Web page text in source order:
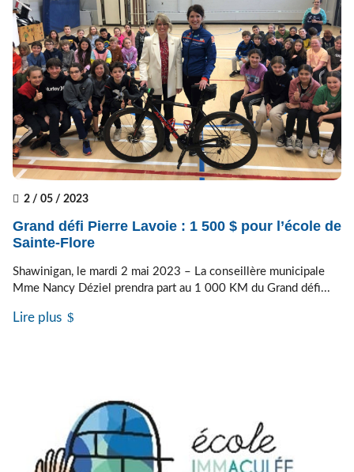
2 / 05 / 2023
Grand défi Pierre Lavoie : 1 500 $ pour l’école de
Sainte‐Flore
Shawinigan, le mardi 2 mai 2023 – La conseillère municipale
Mme Nancy Déziel prendra part au 1 000 KM du Grand défi...
Lire plus